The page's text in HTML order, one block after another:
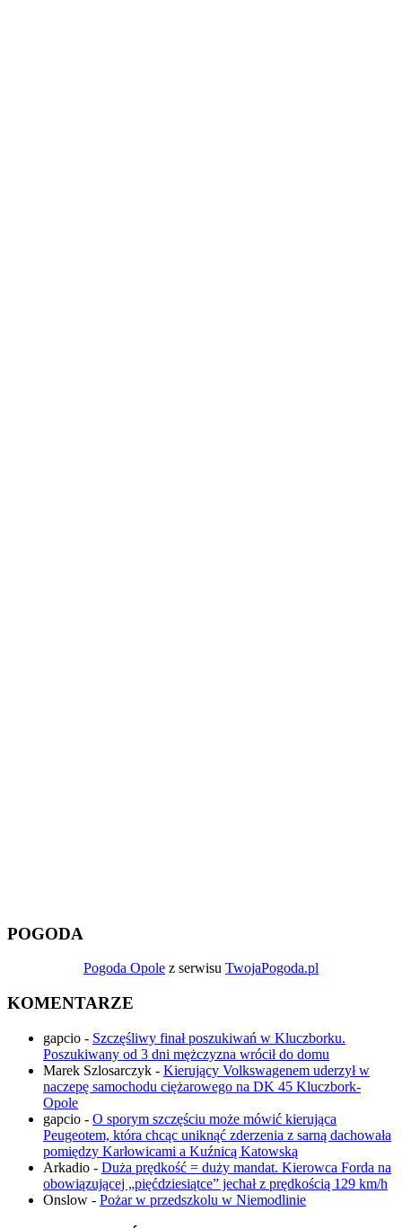
POGODA
Pogoda Opole z serwisu TwojaPogoda.pl
KOMENTARZE
gapcio - Szczęśliwy finał poszukiwań w Kluczborku.
Poszukiwany od 3 dni mężczyzna wrócił do domu
Marek Szlosarczyk - Kierujący Volkswagenem uderzył w
naczepę samochodu ciężarowego na DK 45 Kluczbork-
Opole
gapcio - O sporym szczęściu może mówić kierująca
Peugeotem, która chcąc uniknąć zderzenia z sarną dachowała
pomiędzy Karłowicami a Kuźnicą Katowską
Arkadio - Duża prędkość = duży mandat. Kierowca Forda na
obowiązującej „pięćdziesiątce” jechał z prędkością 129 km/h
Onslow - Pożar w przedszkolu w Niemodlinie